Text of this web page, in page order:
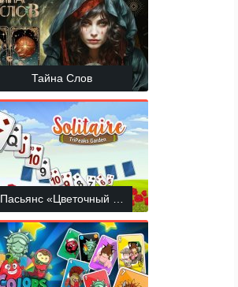
Тайна Слов
Пасьянс «Цветочный сад»